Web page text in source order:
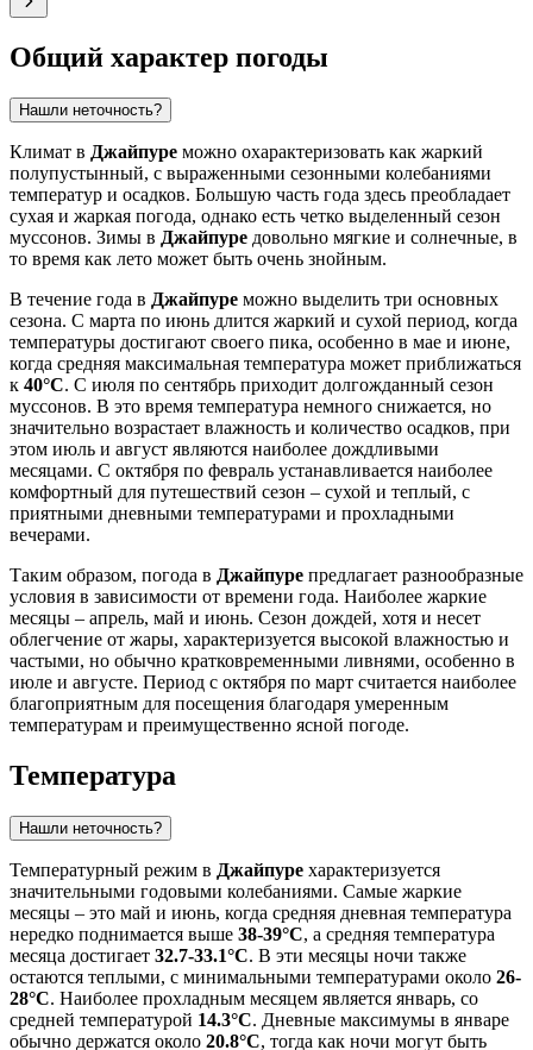
Общий характер погоды
Нашли неточность?
Климат в Джайпуре можно охарактеризовать как жаркий
полупустынный, с выраженными сезонными колебаниями
температур и осадков. Большую часть года здесь преобладает
сухая и жаркая погода, однако есть четко выделенный сезон
муссонов. Зимы в Джайпуре довольно мягкие и солнечные, в
то время как лето может быть очень знойным.
В течение года в Джайпуре можно выделить три основных
сезона. С марта по июнь длится жаркий и сухой период, когда
температуры достигают своего пика, особенно в мае и июне,
когда средняя максимальная температура может приближаться
к 40°C. С июля по сентябрь приходит долгожданный сезон
муссонов. В это время температура немного снижается, но
значительно возрастает влажность и количество осадков, при
этом июль и август являются наиболее дождливыми
месяцами. С октября по февраль устанавливается наиболее
комфортный для путешествий сезон – сухой и теплый, с
приятными дневными температурами и прохладными
вечерами.
Таким образом, погода в Джайпуре предлагает разнообразные
условия в зависимости от времени года. Наиболее жаркие
месяцы – апрель, май и июнь. Сезон дождей, хотя и несет
облегчение от жары, характеризуется высокой влажностью и
частыми, но обычно кратковременными ливнями, особенно в
июле и августе. Период с октября по март считается наиболее
благоприятным для посещения благодаря умеренным
температурам и преимущественно ясной погоде.
Температура
Нашли неточность?
Температурный режим в Джайпуре характеризуется
значительными годовыми колебаниями. Самые жаркие
месяцы – это май и июнь, когда средняя дневная температура
нередко поднимается выше 38-39°C, а средняя температура
месяца достигает 32.7-33.1°C. В эти месяцы ночи также
остаются теплыми, с минимальными температурами около 26-
28°C. Наиболее прохладным месяцем является январь, со
средней температурой 14.3°C. Дневные максимумы в январе
обычно держатся около 20.8°C, тогда как ночи могут быть